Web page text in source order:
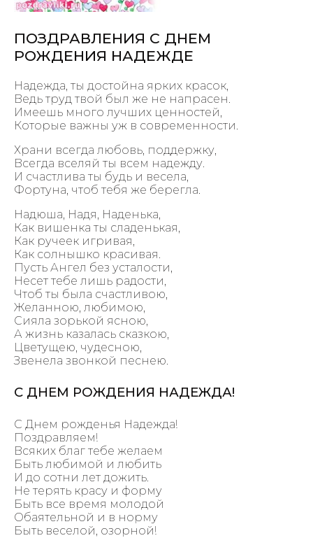
ПОЗДРАВЛЕНИЯ С ДНЕМ
РОЖДЕНИЯ НАДЕЖДЕ
Надежда, ты достойна ярких красок,
Ведь труд твой был же не напрасен.
Имеешь много лучших ценностей,
Которые важны уж в современности.
Храни всегда любовь, поддержку,
Всегда вселяй ты всем надежду.
И счастлива ты будь и весела,
Фортуна, чтоб тебя же берегла.
Надюша, Надя, Наденька,
Как вишенка ты сладенькая,
Как ручеек игривая,
Как солнышко красивая.
Пусть Ангел без усталости,
Несет тебе лишь радости,
Чтоб ты была счастливою,
Желанною, любимою,
Сияла зорькой ясною,
А жизнь казалась сказкою,
Цветущею, чудесною,
Звенела звонкой песнею.
С ДНЕМ РОЖДЕНИЯ НАДЕЖДА!
С Днем рожденья Надежда!
Поздравляем!
Всяких благ тебе желаем
Быть любимой и любить
И до сотни лет дожить.
Не терять красу и форму
Быть все время молодой
Обаятельной и в норму
Быть веселой, озорной!